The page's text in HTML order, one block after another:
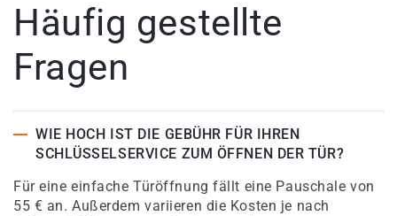
Häufig gestellte
Fragen
WIE HOCH IST DIE GEBÜHR FÜR IHREN
SCHLÜSSELSERVICE ZUM ÖFFNEN DER TÜR?
Für eine einfache Türöffnung fällt eine Pauschale von
55 € an. Außerdem variieren die Kosten je nach